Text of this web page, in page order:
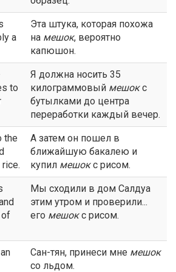
a
Эта штука, которая похожа
на мешок, вероятно
капюшон.
to
Я должна носить 35
килограммовый мешокс
бутылками до центра
переработки каждый вечер.
the
А затем он пошел в
ближайшую бакалею и
купил мешокс рисом.
Мы сходили в дом Салдуа
этим утром и проверили...
его мешокс рисом.
Сан-тян, принеси мне мешок
со льдом.